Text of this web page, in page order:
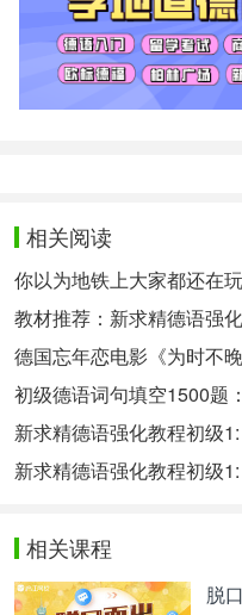
相关阅读
你以为地铁上大家都还在
教材推荐：新求精德语强
德国忘年恋电影《为时不
初级德语词句填空1500题
新求精德语强化教程初级
新求精德语强化教程初级
相关课程
脱